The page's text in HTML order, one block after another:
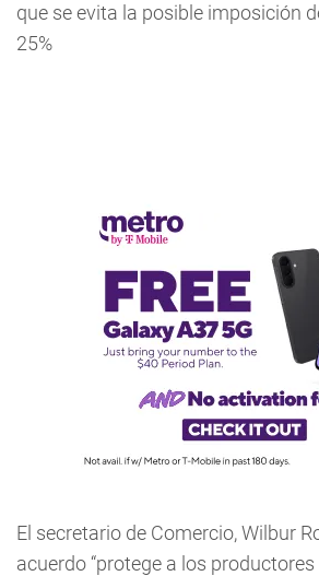
que se evita la posible imposición
25%
El secretario de Comercio, Wilbur
acuerdo “protege a los